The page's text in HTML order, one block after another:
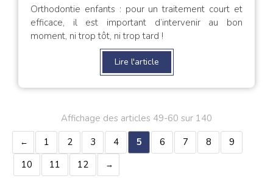
Orthodontie enfants : pour un traitement court et
efficace, il est important d’intervenir au bon
moment, ni trop tôt, ni trop tard !
Lire l'article
Affichage des articles 49-60 sur 140
1
2 3 4 5 6 7 8
9
10
11 12